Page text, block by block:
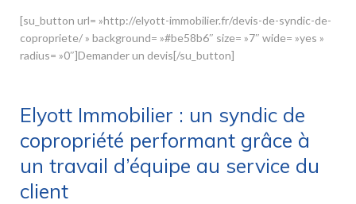
[su_button url= »http://elyott-immobilier.fr/devis-de-syndic-de-
copropriete/ » background= »#be58b6″ size= »7″ wide= »yes »
radius= »0″]Demander un devis[/su_button]
Elyott Immobilier : un syndic de
copropriété performant grâce à
un travail d’équipe au service du
client